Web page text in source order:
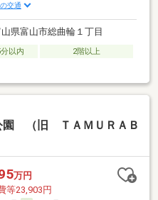
交通
県富山市総曲輪１丁目
以内
2階以上
園 （旧 ＴＡＭＵＲＡＢ
万円
等23,903円